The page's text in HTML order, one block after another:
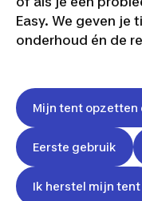
Easy. We geven je
onderhoud én de
Mijn tent opzetten
Eerste gebruik
Ik herstel mijn tent